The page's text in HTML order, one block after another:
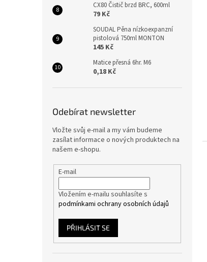
CX80 Čistič brzd BRC, 600ml
79 Kč
SOUDAL Pěna nízkoexpanzní
pistolová 750ml MONTON
145 Kč
Matice přesná 6hr. M6
0,18 Kč
Odebírat newsletter
Vložte svůj e-mail a my vám budeme
zasílat informace o nových produktech na
našem e-shopu.
E-mail
Vložením e-mailu souhlasíte s
podmínkami ochrany osobních údajů
PŘIHLÁSIT SE